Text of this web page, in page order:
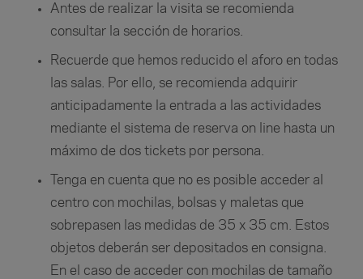
Antes de realizar la visita se recomienda
consultar la sección de horarios.
Recuerde que hemos reducido el aforo en todas
las salas. Por ello, se recomienda adquirir
anticipadamente la entrada a las actividades
mediante el sistema de reserva on line hasta un
máximo de dos tickets por persona.
Tenga en cuenta que no es posible acceder al
centro con mochilas, bolsas y maletas que
sobrepasen las medidas de 35 x 35 cm. Estos
objetos deberán ser depositados en consigna.
En el caso de acceder con mochilas de tamaño